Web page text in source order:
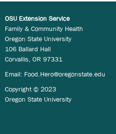
OSU Extension Service
Family & Community Health
Oregon State University
106 Ballard Hall
Corvallis, OR 97331
Email: Food.Hero@oregonstate.edu
Copyright © 2023
Oregon State University